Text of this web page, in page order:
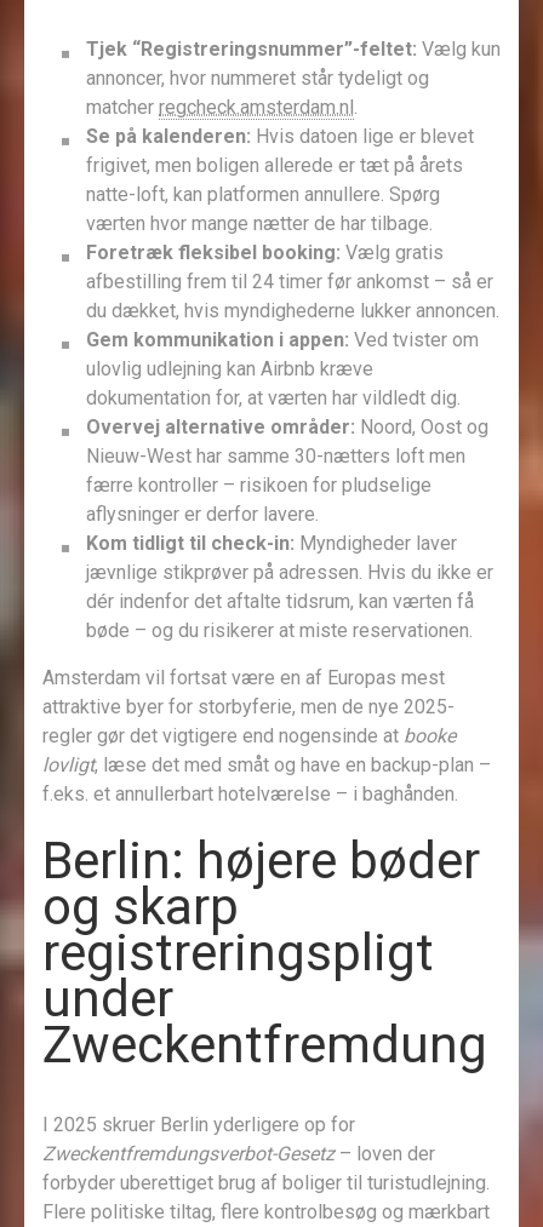
Tjek “Registreringsnummer”-feltet: Vælg kun
annoncer, hvor nummeret står tydeligt og
matcher regcheck.amsterdam.nl.
Se på kalenderen: Hvis datoen lige er blevet
frigivet, men boligen allerede er tæt på årets
natte-loft, kan platformen annullere. Spørg
værten hvor mange nætter de har tilbage.
Foretræk fleksibel booking: Vælg gratis
afbestilling frem til 24 timer før ankomst – så er
du dækket, hvis myndighederne lukker annoncen.
Gem kommunikation i appen: Ved tvister om
ulovlig udlejning kan Airbnb kræve
dokumentation for, at værten har vildledt dig.
Overvej alternative områder: Noord, Oost og
Nieuw-West har samme 30-nætters loft men
færre kontroller – risikoen for pludselige
aflysninger er derfor lavere.
Kom tidligt til check-in: Myndigheder laver
jævnlige stikprøver på adressen. Hvis du ikke er
dér indenfor det aftalte tidsrum, kan værten få
bøde – og du risikerer at miste reservationen.
Amsterdam vil fortsat være en af Europas mest
attraktive byer for storbyferie, men de nye 2025-
regler gør det vigtigere end nogensinde at booke
lovligt, læse det med småt og have en backup-plan –
f.eks. et annullerbart hotelværelse – i baghånden.
Berlin: højere bøder
og skarp
registreringspligt
under
Zweckentfremdung
I 2025 skruer Berlin yderligere op for
Zweckentfremdungsverbot-Gesetz– loven der
forbyder uberettiget brug af boliger til turistudlejning.
Flere politiske tiltag, flere kontrolbesøg og mærkbart